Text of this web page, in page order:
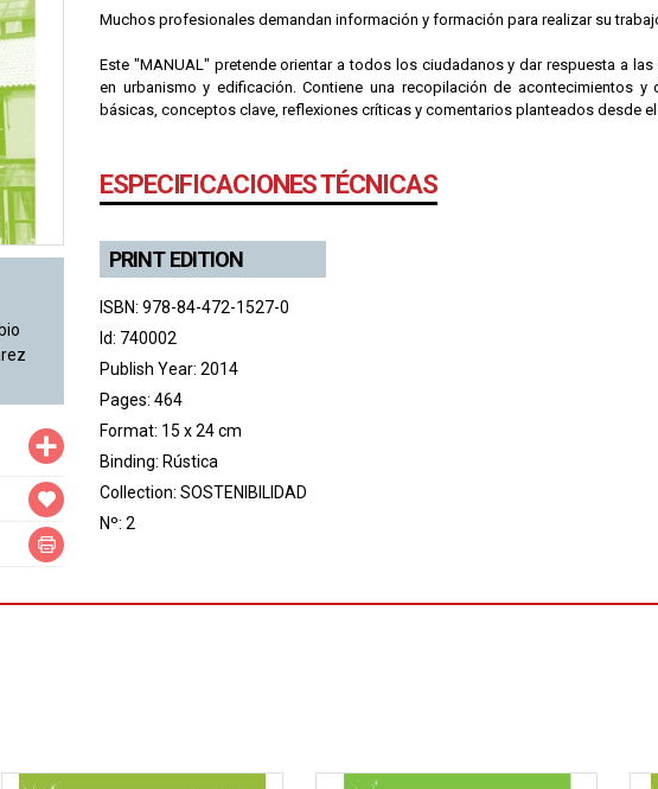
Compartir
Muchos profesionales demandan información y formación para realizar su
Este "MANUAL" pretende orientar a todos los ciudadanos y dar respuesta a
en urbanismo y edificación. Contiene una recopilación de acontecimientos y
básicas, conceptos clave, reflexiones críticas y comentarios planteados desde
ESPECIFICACIONES TÉCNICAS
PRINT EDITION
ISBN: 978-84-472-1527-0
Id: 740002
Publish Year: 2014
Pages: 464
Format: 15 x 24 cm
Binding: Rústica
Collection: SOSTENIBILIDAD
Nº: 2